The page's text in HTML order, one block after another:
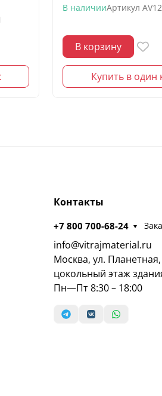
В наличииАртикул
В корзину
Купить в один
Контакты
+7 800 700-68-24
info@vitrajmaterial.ru
Москва, ул. Планетная,
цокольный этаж
Пн—Пт 8:30 – 18:00